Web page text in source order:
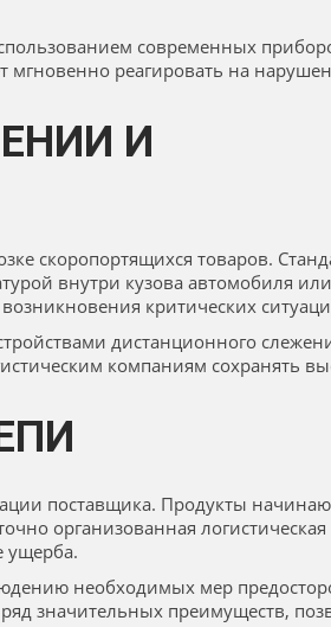
современных
реагировать на
И
скоропортящихся товаров.
внутри кузова автомобиля
критических
дистанционного
компаниям сохранять
поставщика. Продукты
организованная
ущерба.
необходимых мер
значительных преимуществ,